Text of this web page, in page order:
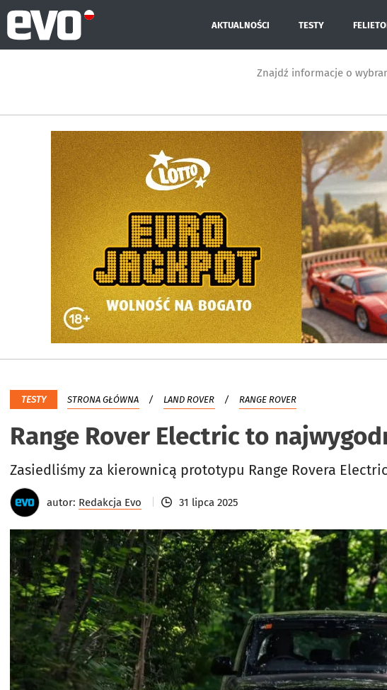
AKTUALNOŚCI TESTY
Znajdź informacje o
TESTY STRONA GŁÓWNA LAND ROVER RANGE ROVER
Range Rover Electric to
Zasiedliśmy za kierownicą prototypu Range Rovera
autor: Redakcja Evo 31 lipca 2025